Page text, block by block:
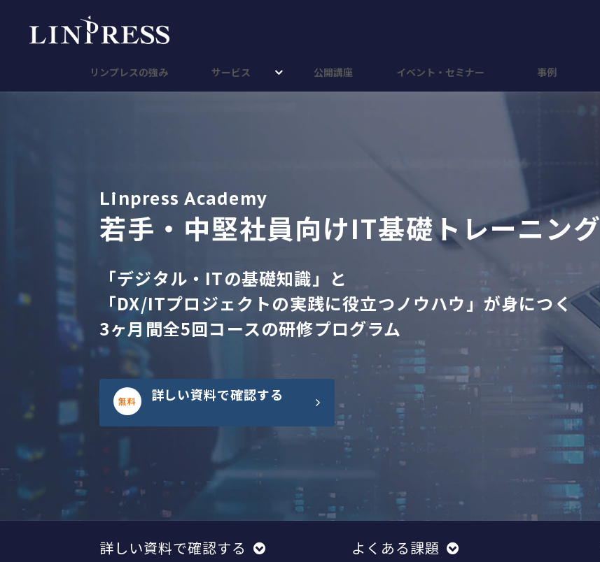
リンプレスの強み サービス 公開講座 イベント・セミナー 事例
Linpress Academy
若手・中堅社員向けIT基礎トレーニング
「デジタル・ITの基礎知識」と
「DX/ITプロジェクトの実践に役立つノウハウ」が身につく
3ヶ月間全5回コースの研修プログラム
詳しい資料で確認する
詳しい資料で確認する よくある課題